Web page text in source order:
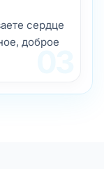
сердце
доброе